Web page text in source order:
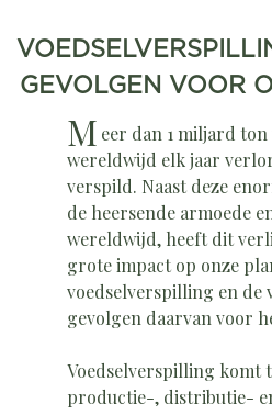
GEVOLGEN VOOR
M eer dan 1 miljard ton
wereldwijd elk jaar
verspild. Naast deze
de heersende armoede
wereldwijd, heeft dit
grote impact op onze
voedselverspilling en de
gevolgen daarvan voor
Voedselverspilling komt
productie-, distributie-